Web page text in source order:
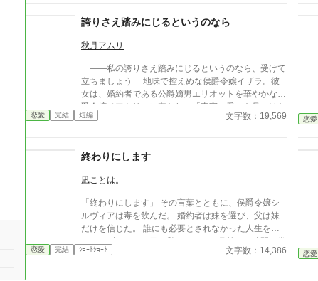
ません。
誇りさえ踏みにじるというのなら
秋月アムリ
――私の誇りさえ踏みにじるというのなら、受けて
立ちましょう 地味で控えめな侯爵令嬢イザラ。彼
女は、婚約者である公爵嫡男エリオットを華やかな伯
爵令嬢ベアトリスに奪われ、「真実の愛」を見つけた
という身勝手な理由で一方的に婚約破棄を突きつけら
女は涙を見せず、侯爵家の誇りを守るため不当な破棄
始する。 彼女が助力を求めたのは、社交界から距
イザラの持つ鋼のような意志と冷静な知性を見抜き、
彼女の非公式な協力者となる。 しかし、そんな彼
女を待っていたのは「辺境伯と不貞を働いている」と
いう、さらに悪質な濡れ衣だった――
恋愛 完結 短編 文字数：19,569 恋愛
終わりにします
凪ことは。
「終わりにします」 その言葉とともに、侯爵令嬢シ
ルヴィアは毒を飲んだ。 婚約者は妹を選び、父は妹
だけを信じた。 誰にも必要とされなかった人生を終
えたはずなのに、目を覚ますと三か月前へと時間は巻
き戻っていた。 もう、誰かに愛されるためだけに生
恋愛 完結 ｼｮｰﾄｼｮｰﾄ 文字数：14,386 恋愛